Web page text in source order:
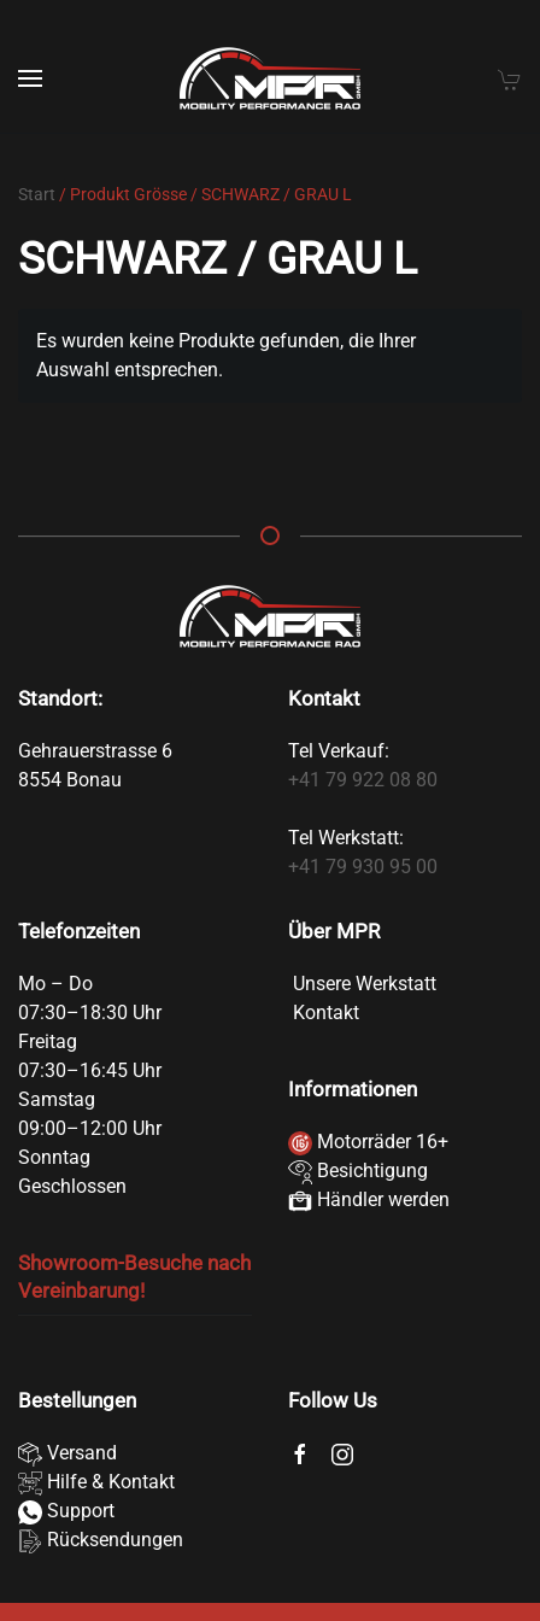
Skip to main content
Start / Produkt Grösse / SCHWARZ / GRAU L
SCHWARZ / GRAU L
Es wurden keine Produkte gefunden, die Ihrer
Auswahl entsprechen.
Standort:
Gehrauerstrasse 6
8554 Bonau
Kontakt
Tel Verkauf:
+41 79 922 08 80
Tel Werkstatt:
+41 79 930 95 00
Telefonzeiten
Mo – Do
07:30–18:30 Uhr
Freitag
07:30–16:45 Uhr
Samstag
09:00–12:00 Uhr
Sonntag
Geschlossen
Showroom-Besuche nach
Vereinbarung!
Über MPR
Unsere Werkstatt
Kontakt
Informationen
Motorräder 16+
Besichtigung
Händler werden
Bestellungen
Versand
Hilfe & Kontakt
Support
Rücksendungen
Follow Us